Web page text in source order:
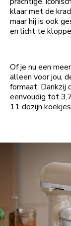
klaar met de
maar hij is ook
en licht te
Of je nu een
alleen voor jou,
formaat. Dankzij
eenvoudig tot
11 dozijn